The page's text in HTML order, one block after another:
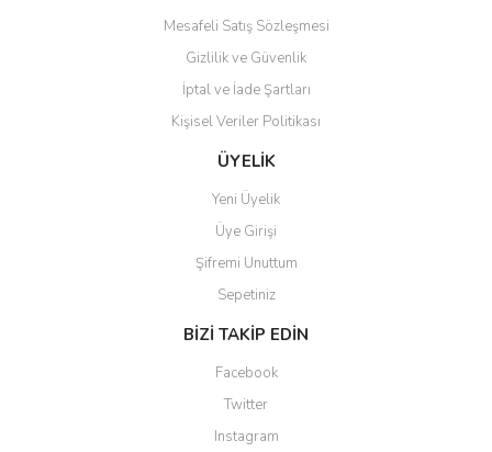
Mesafeli Satış Sözleşmesi
Gizlilik ve Güvenlik
İptal ve İade Şartları
Kişisel Veriler Politikası
ÜYELİK
Yeni Üyelik
Üye Girişi
Şifremi Unuttum
Sepetiniz
BİZİ TAKİP EDİN
Facebook
Twitter
Instagram